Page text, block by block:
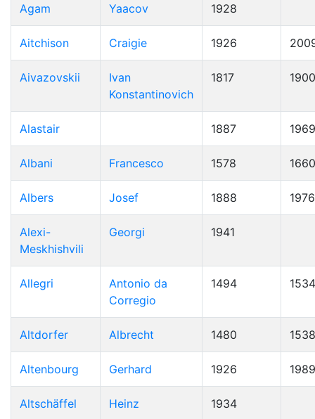
Agam Yaacov 1928
Aitchison Craigie 1926
Aivazovskii
Ivan
Konstantinovich
1817 1900
Alastair 1887 1969
Albani Francesco 1578 1660
Albers Josef 1888 1976
Alexi-
Meskhishvili
Georgi 1941
Allegri
Antonio da
Corregio
1494 1534
Altdorfer Albrecht 1480 1538
Altenbourg Gerhard 1926 1989
Altschäffel Heinz 1934